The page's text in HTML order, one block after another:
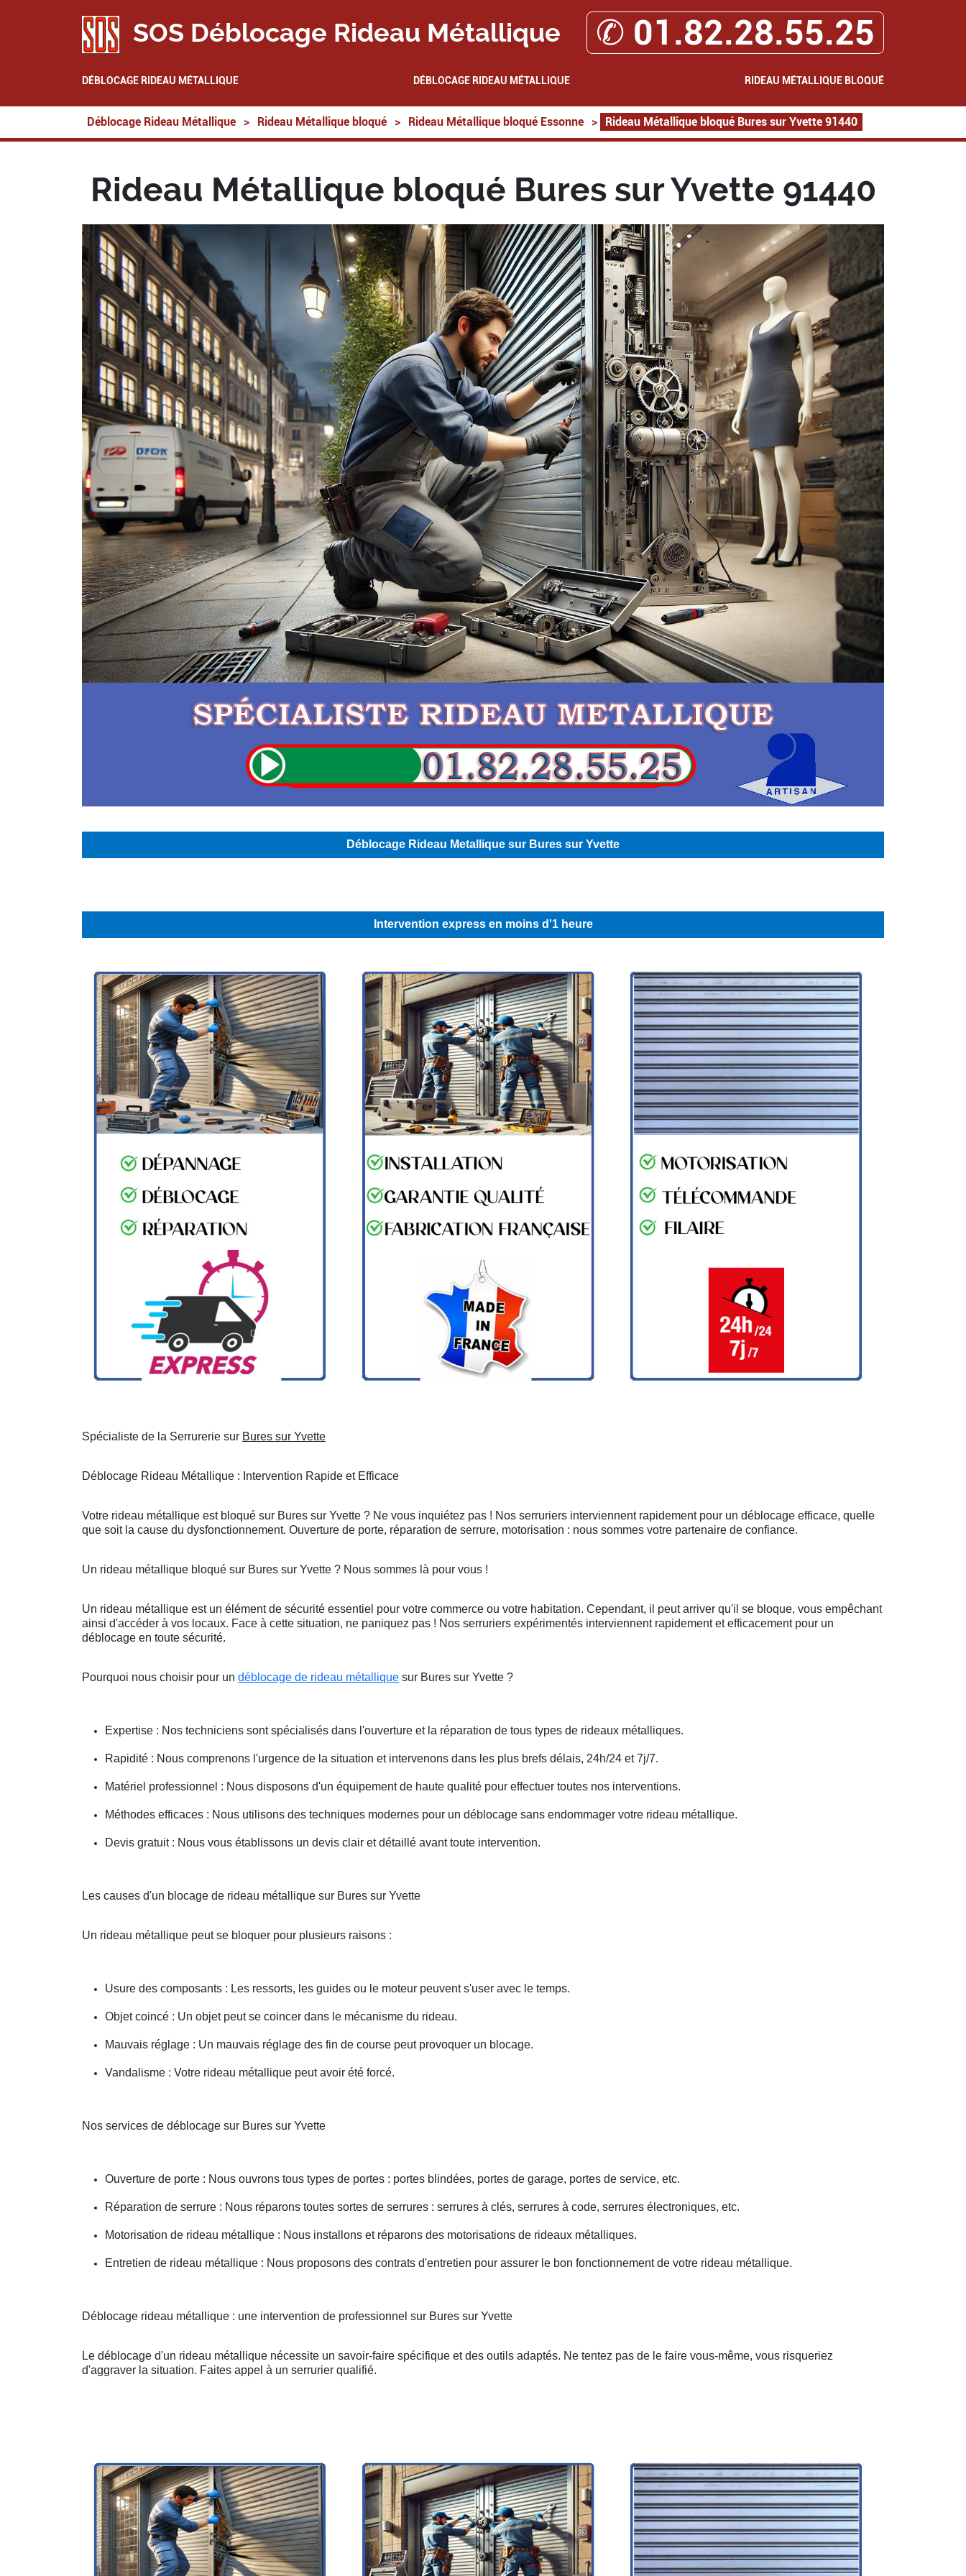
SOS Déblocage Rideau Métallique ✆ 01.82.28.55.25
DÉBLOCAGE RIDEAU MÉTALLIQUE DÉBLOCAGE RIDEAU MÉTALLIQUE RIDEAU MÉTALLIQUE BLOQUÉ
Déblocage Rideau Métallique > Rideau Métallique bloqué > Rideau Métallique bloqué Essonne > Rideau Métallique bloqué Bures sur Yvette 91440
Rideau Métallique bloqué Bures sur Yvette 91440
Déblocage Rideau Metallique sur Bures sur Yvette
Intervention express en moins d'1 heure
Spécialiste de la Serrurerie sur Bures sur Yvette
Déblocage Rideau Métallique : Intervention Rapide et Efficace
Votre rideau métallique est bloqué sur Bures sur Yvette ? Ne vous inquiétez pas ! Nos serruriers interviennent rapidement pour un déblocage efficace, quelle
que soit la cause du dysfonctionnement. Ouverture de porte, réparation de serrure, motorisation : nous sommes votre partenaire de confiance.
Un rideau métallique bloqué sur Bures sur Yvette ? Nous sommes là pour vous !
Un rideau métallique est un élément de sécurité essentiel pour votre commerce ou votre habitation. Cependant, il peut arriver qu'il se bloque, vous empêchant
ainsi d'accéder à vos locaux. Face à cette situation, ne paniquez pas ! Nos serruriers expérimentés interviennent rapidement et efficacement pour un
déblocage en toute sécurité.
Pourquoi nous choisir pour un déblocage de rideau métallique sur Bures sur Yvette ?
Expertise : Nos techniciens sont spécialisés dans l'ouverture et la réparation de tous types de rideaux métalliques.
Rapidité : Nous comprenons l'urgence de la situation et intervenons dans les plus brefs délais, 24h/24 et 7j/7.
Matériel professionnel : Nous disposons d'un équipement de haute qualité pour effectuer toutes nos interventions.
Méthodes efficaces : Nous utilisons des techniques modernes pour un déblocage sans endommager votre rideau métallique.
Devis gratuit : Nous vous établissons un devis clair et détaillé avant toute intervention.
Les causes d'un blocage de rideau métallique sur Bures sur Yvette
Un rideau métallique peut se bloquer pour plusieurs raisons :
Usure des composants : Les ressorts, les guides ou le moteur peuvent s'user avec le temps.
Objet coincé : Un objet peut se coincer dans le mécanisme du rideau.
Mauvais réglage : Un mauvais réglage des fin de course peut provoquer un blocage.
Vandalisme : Votre rideau métallique peut avoir été forcé.
Nos services de déblocage sur Bures sur Yvette
Ouverture de porte : Nous ouvrons tous types de portes : portes blindées, portes de garage, portes de service, etc.
Réparation de serrure : Nous réparons toutes sortes de serrures : serrures à clés, serrures à code, serrures électroniques, etc.
Motorisation de rideau métallique : Nous installons et réparons des motorisations de rideaux métalliques.
Entretien de rideau métallique : Nous proposons des contrats d'entretien pour assurer le bon fonctionnement de votre rideau métallique.
Déblocage rideau métallique : une intervention de professionnel sur Bures sur Yvette
Le déblocage d'un rideau métallique nécessite un savoir-faire spécifique et des outils adaptés. Ne tentez pas de le faire vous-même, vous risqueriez
d'aggraver la situation. Faites appel à un serrurier qualifié.